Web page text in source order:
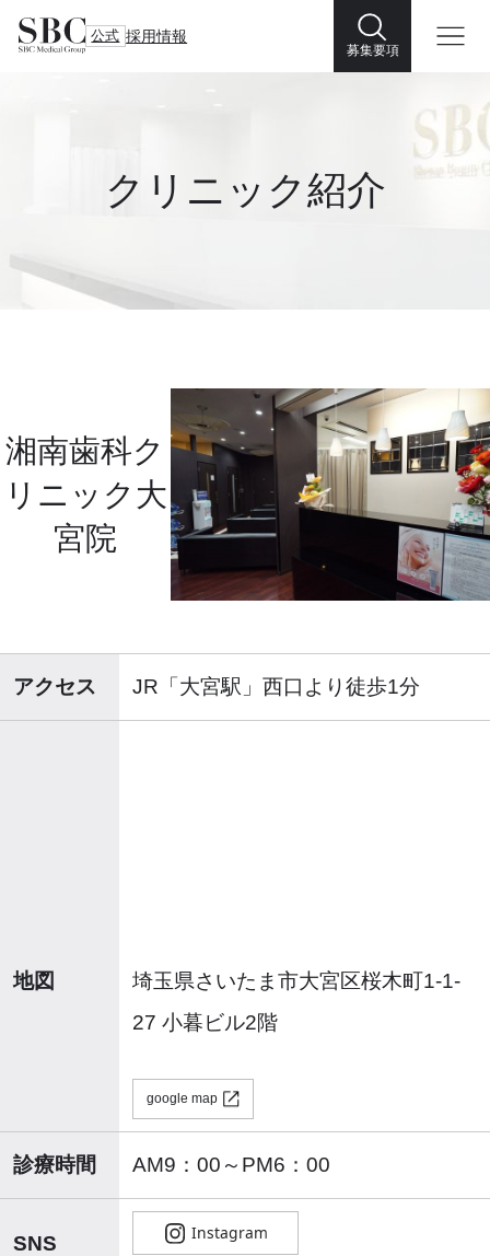
公式 採用情報
募集要項
クリニック紹介
湘南歯科ク
リニック大
宮院
アクセス JR「大宮駅」西口より徒歩1分
地図
埼玉県さいたま市大宮区桜木町1‐1‐
27 小暮ビル2階
google map
診療時間 AM9：00～PM6：00
SNS